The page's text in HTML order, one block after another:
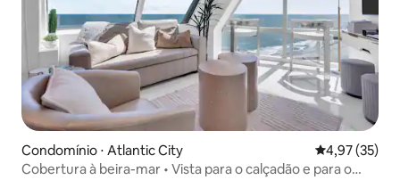
Condomínio ⋅ Atlantic City 4,97 de uma
4,97 (35)
Cobertura à beira-mar • Vista para o calçadão e para o